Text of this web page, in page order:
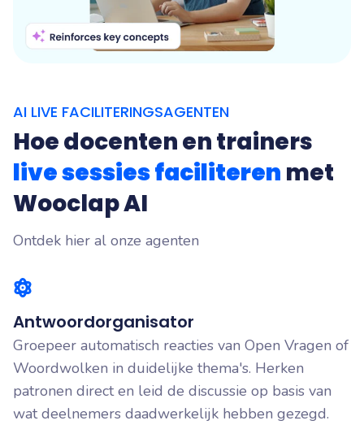
AI LIVE FACILITERINGSAGENTEN
Hoe docenten en trainers
livesessiesfaciliteren met
Wooclap AI
Ontdek hier al onze agenten
Antwoordorganisator
Groepeer automatisch reacties van Open Vragen of
Woordwolken in duidelijke thema's. Herken
patronen direct en leid de discussie op basis van
wat deelnemers daadwerkelijk hebben gezegd.